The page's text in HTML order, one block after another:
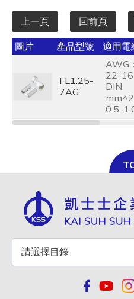
上一頁 回前頁
圖片 產品型號 適用電
FL1.25-
7AG
AWG：
22-16
DIN
mm^2
0.5-